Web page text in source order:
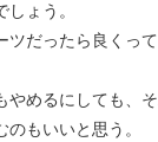
ょう。
ツだったら良くっ
めるにしても、
のもいいと思う。